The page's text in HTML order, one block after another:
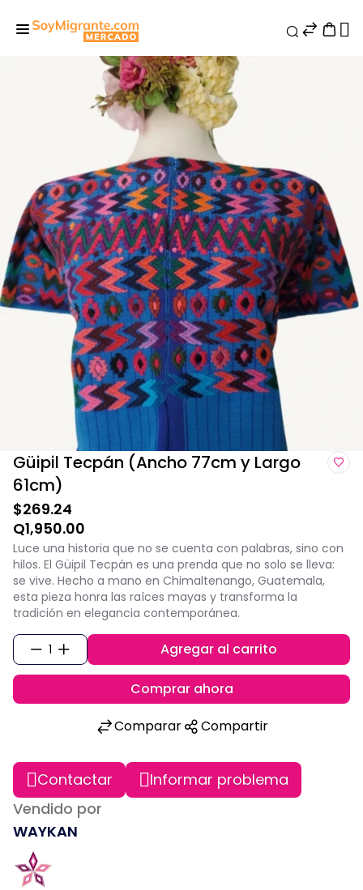
Güipil Tecpán (Ancho 77cm y Largo
61cm)
$269.24
Q1,950.00
Luce una historia que no se cuenta con palabras, sino con
hilos. El Güipil Tecpán es una prenda que no solo se lleva:
se vive. Hecho a mano en Chimaltenango, Guatemala,
esta pieza honra las raíces mayas y transforma la
tradición en elegancia contemporánea.
1 Agregar al carrito
Comprar ahora
Comparar
Compartir
Contactar
Informar problema
Vendido por
WAYKAN